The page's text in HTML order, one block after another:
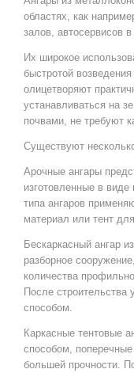
областях, как
залов, автосервисов
Их широкое
быстротой
олицетворяют
устанавливаться на
почвами, не требуют
Существуют
Арочные ангары
изготовленные в виде
типа ангаров
материал или тент
Бескаркасный ангар
разборное
количества
После строительства
способом.
Каркасные тентовые
способом,
большей прочности.